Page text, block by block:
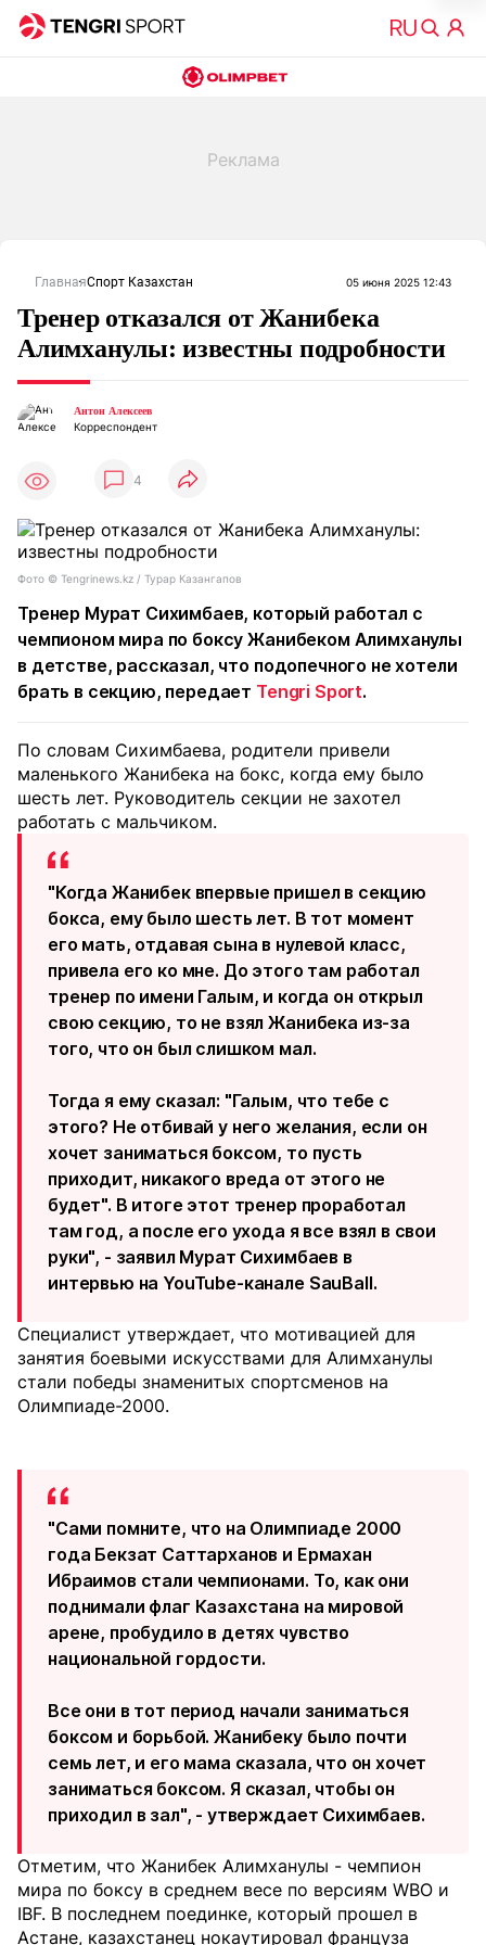
ГлавнаяСпорт Казахстан 05 июня 2025 12:43
Тренер отказался от Жанибека
Алимханулы: известны подробности
Антон Алексеев
Корреспондент
4
Фото ©️ Tengrinews.kz / Турар Казангапов
Тренер Мурат Сихимбаев, который работал с
чемпионом мира по боксу Жанибеком Алимханулы
в детстве, рассказал, что подопечного не хотели
брать в секцию, передает Tengri Sport.
По словам Сихимбаева, родители привели
маленького Жанибека на бокс, когда ему было
шесть лет. Руководитель секции не захотел
работать с мальчиком.
"Когда Жанибек впервые пришел в секцию
бокса, ему было шесть лет. В тот момент
его мать, отдавая сына в нулевой класс,
привела его ко мне. До этого там работал
тренер по имени Галым, и когда он открыл
свою секцию, то не взял Жанибека из-за
того, что он был слишком мал.
Тогда я ему сказал: "Галым, что тебе с
этого? Не отбивай у него желания, если он
хочет заниматься боксом, то пусть
приходит, никакого вреда от этого не
будет". В итоге этот тренер проработал
там год, а после его ухода я все взял в свои
руки", - заявил Мурат Сихимбаев в
интервью на YouTube-канале SauBall.
Специалист утверждает, что мотивацией для
занятия боевыми искусствами для Алимханулы
стали победы знаменитых спортсменов на
Олимпиаде-2000.
"Сами помните, что на Олимпиаде 2000
года Бекзат Саттарханов и Ермахан
Ибраимов стали чемпионами. То, как они
поднимали флаг Казахстана на мировой
арене, пробудило в детях чувство
национальной гордости.
Все они в тот период начали заниматься
боксом и борьбой. Жанибеку было почти
семь лет, и его мама сказала, что он хочет
заниматься боксом. Я сказал, чтобы он
приходил в зал", - утверждает Сихимбаев.
Отметим, что Жанибек Алимханулы - чемпион
мира по боксу в среднем весе по версиям WBO и
IBF. В последнем поединке, который прошел в
Астане, казахстанец нокаутировал француза